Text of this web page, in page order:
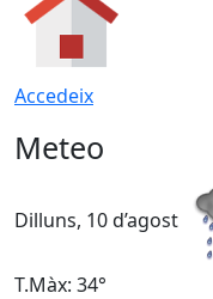
Accedeix
Meteo
Dilluns, 10 d’agost
T.Màx: 34°